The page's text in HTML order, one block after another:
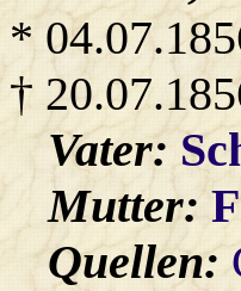
*
†
Vater:
Mutter:
Quellen: